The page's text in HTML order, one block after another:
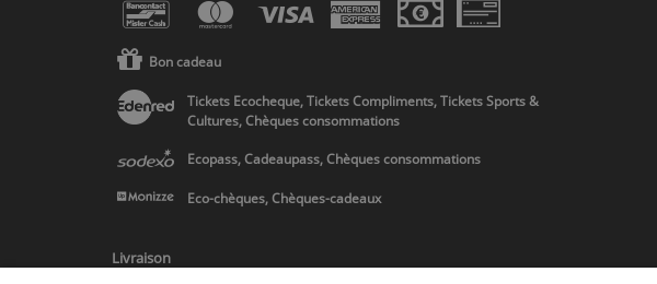
Bon cadeau
Tickets Ecocheque, Tickets Compliments, Tickets Sports &
Cultures, Chèques consommations
Ecopass, Cadeaupass, Chèques consommations
Eco-chèques, Chèques-cadeaux
Livraison